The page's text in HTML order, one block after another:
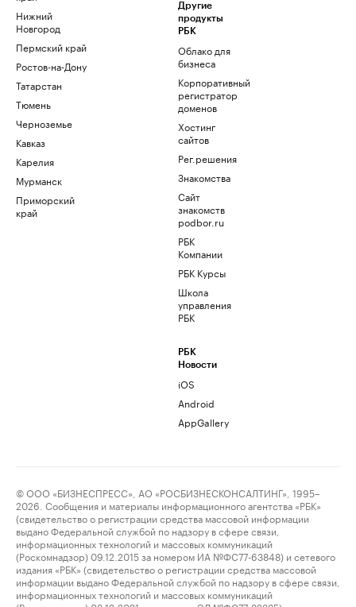
Нижний
Новгород
Пермский край
Ростов-на-Дону
Татарстан
Тюмень
Черноземье
Кавказ
Карелия
Мурманск
Приморский
край
Другие
продукты
РБК
Облако для
бизнеса
Корпоративный
регистратор
доменов
Хостинг
сайтов
Рег.решения
Знакомства
Сайт
знакомств
podbor.ru
РБК
Компании
РБК Курсы
Школа
управления
РБК
РБК
Новости
iOS
Android
AppGallery
© ООО «БИЗНЕСПРЕСС», АО «РОСБИЗНЕСКОНСАЛТИНГ», 1995–
2026. Сообщения и материалы информационного агентства «РБК»
(свидетельство о регистрации средства массовой информации
выдано Федеральной службой по надзору в сфере связи,
информационных технологий и массовых коммуникаций
(Роскомнадзор) 09.12.2015 за номером ИА №ФС77-63848) и сетевого
издания «РБК» (свидетельство о регистрации средства массовой
информации выдано Федеральной службой по надзору в сфере связи,
информационных технологий и массовых коммуникаций